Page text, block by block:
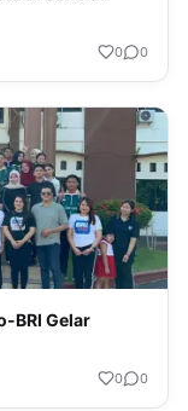
0 0
BRI Gelar
0 0